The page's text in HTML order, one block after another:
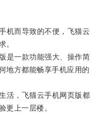
而导致的不便，飞猫云
。
一款功能强大、操作简
地方都能畅享手机应用的
，飞猫云手机网页版都
更上一层楼。